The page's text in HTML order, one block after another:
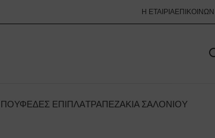
Η ΕΤΑΙΡΊΑ
ΈΠΙΠΛΑΤΡΑΠΕΖΆΚΙΑ ΣΑΛΟΝΙΟΎ